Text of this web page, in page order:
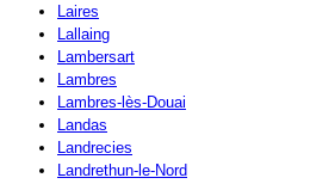
Laires
Lallaing
Lambersart
Lambres
Lambres-lès-Douai
Landas
Landrecies
Landrethun-le-Nord